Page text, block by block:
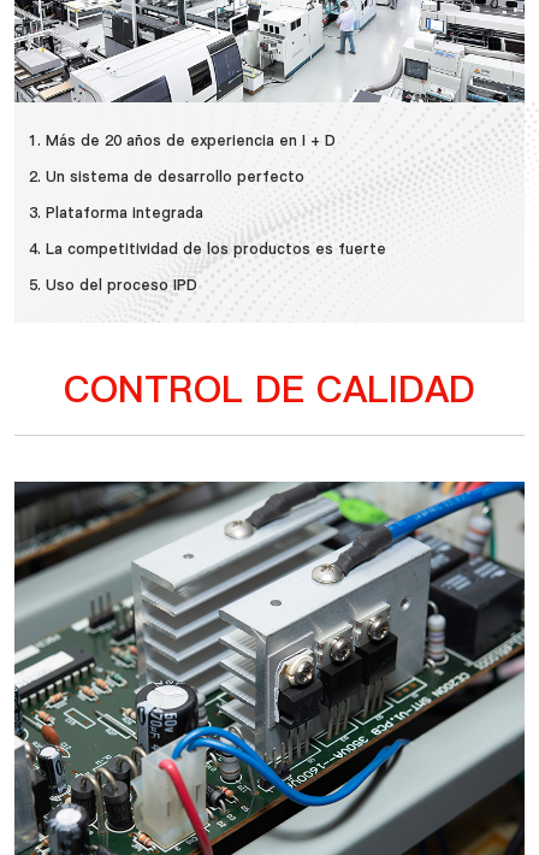
1. Más de 20 años de experiencia en I + D
2. Un sistema de desarrollo perfecto
3. Plataforma integrada
4. La competitividad de los productos es fuerte
5. Uso del proceso IPD
CONTROL DE CALIDAD